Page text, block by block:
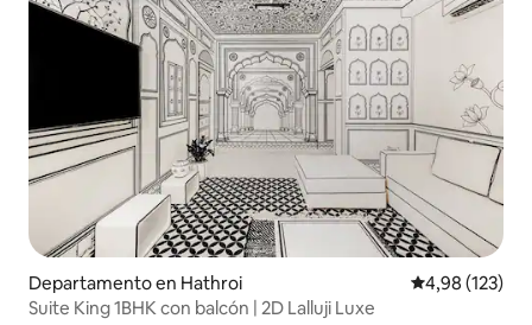
Departamento en Hathroi Calificación
4,98 (123)
Suite King 1BHK con balcón | 2D Lalluji Luxe